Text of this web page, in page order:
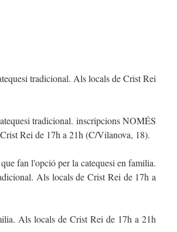
tradicional. Als locals de Crist Rei
tradicional. inscripcions NOMÉS
Rei de 17h a 21h (C/Vilanova, 18).
fan l'opció per la catequesi en familia.
Als locals de Crist Rei de 17h a
Als locals de Crist Rei de 17h a 21h